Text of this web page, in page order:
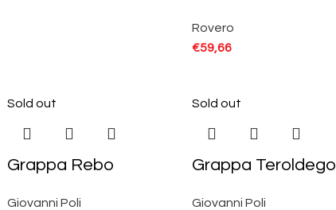
Rovero
€59,66
Sold out
Grappa Rebo
Giovanni Poli
Sold out
Grappa Teroldego
Giovanni Poli